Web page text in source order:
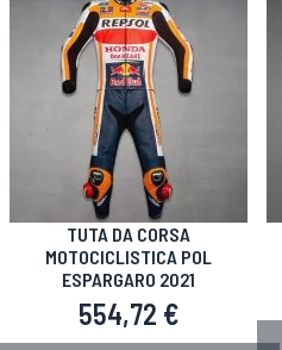
TUTA DA CORSA
MOTOCICLISTICA POL
ESPARGARO 2021
554,72 €